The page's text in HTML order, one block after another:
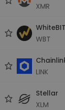
XMR
WBT
LINK
Stellar
XLM